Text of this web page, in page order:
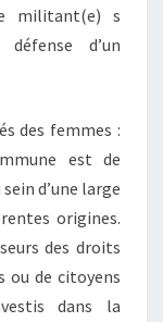
militant(e) s
d’un
des femmes :
est de
d’une large
origines.
des droits
ou de citoyens
dans la